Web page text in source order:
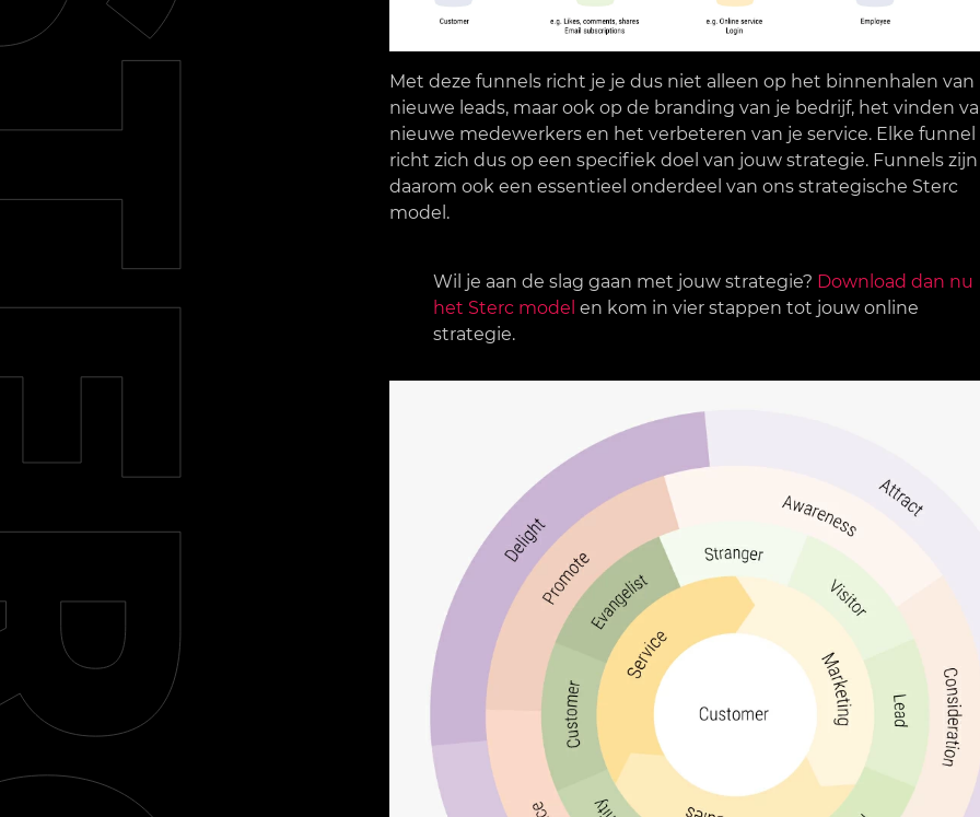
Met deze funnels richt je je dus niet alleen op het binnenhalen van
nieuwe leads, maar ook op de branding van je bedrijf, het vinden
nieuwe medewerkers en het verbeteren van je service. Elke funnel
richt zich dus op een specifiek doel van jouw strategie. Funnels zijn
daarom ook een essentieel onderdeel van ons strategische Sterc
model.
Wil je aan de slag gaan met jouw strategie? Download dan nu
het Sterc model en kom in vier stappen tot jouw online
strategie.